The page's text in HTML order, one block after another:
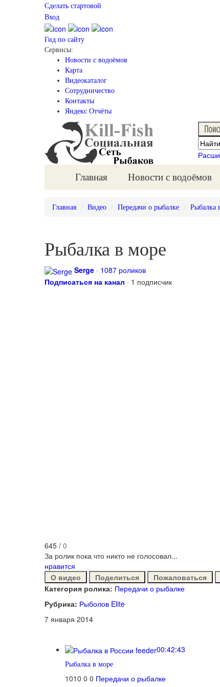
Сделать стартовой
Вход
Гид по сайту
Сервисы:
Новости с водоёмов
Карта
Видеокаталог
Сотрудничество
Контакты
Яндекс Отчёты
Главная Новости с водоёмов
Главная Видео Передачи о рыбалке Рыбалка
Рыбалка в море
Serge · 1087 роликов
Подписаться на канал · 1 подписчик
645 / 0
За ролик пока что никто не голосовал...
нравится
О видео
Поделиться Пожаловаться
Категория ролика: Передачи о рыбалке
Рубрика: Рыболов Elite
7 января 2014
00:42:43
Рыбалка в море
1010 0 0 Передачи о рыбалке